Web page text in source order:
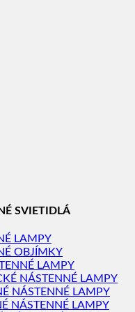
SVIETIDLÁ
LAMPY
OBJÍMKY
LAMPY
NÁSTENNÉ LAMPY
NÁSTENNÉ LAMPY
NÁSTENNÉ LAMPY